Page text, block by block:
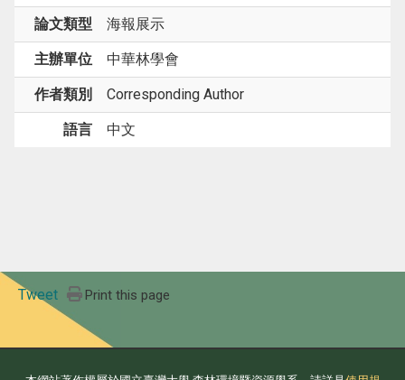
論文類型 海報展示
主辦單位 中華林學會
作者類別 Corresponding Author
語言 中文
Tweet Print this page